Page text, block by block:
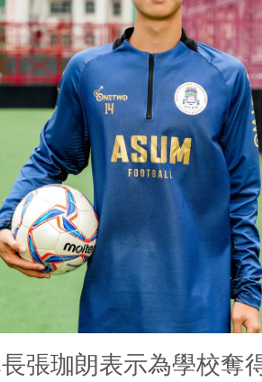
張珈朗表示為學校奪